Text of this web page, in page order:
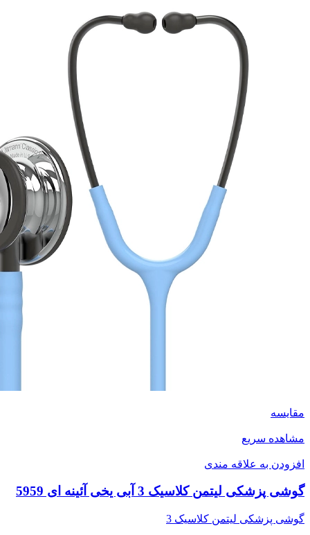
مقایسه
مشاهده سریع
افزودن به علاقه مندی
گوشی پزشکی لیتمن کلاسیک 3 آبی یخی آئینه ای 5959
گوشی پزشکی لیتمن کلاسیک 3